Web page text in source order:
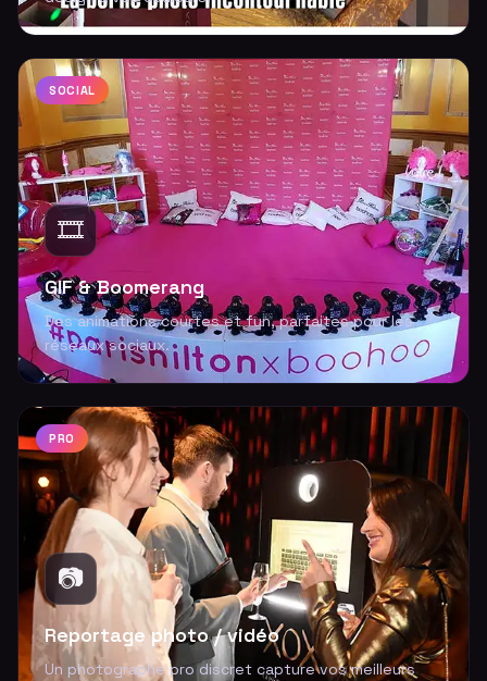
SOCIAL
🎞️
GIF & Boomerang
Des animations courtes et fun, parfaites pour les
réseaux sociaux.
PRO
📷
Reportage photo / vidéo
Un photographe pro discret capture vos meilleurs